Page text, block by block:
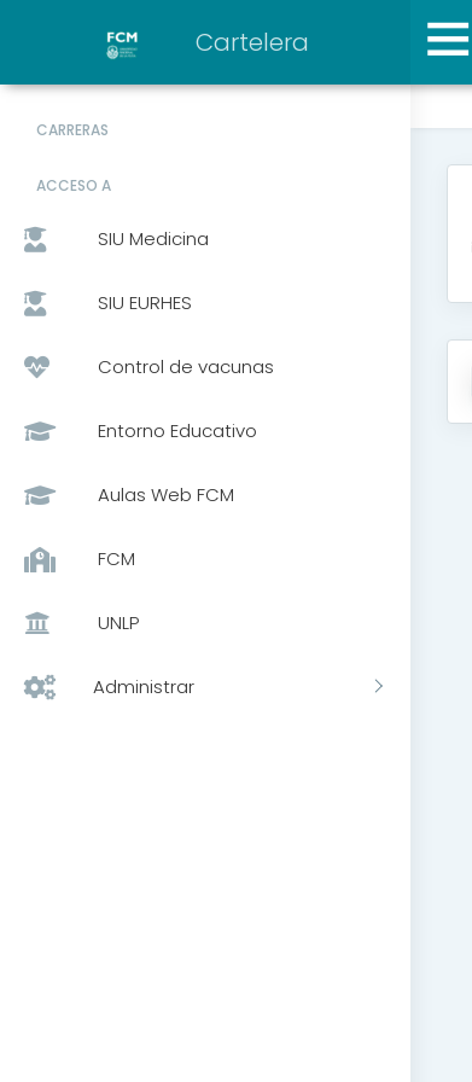
Cartelera
CARRERAS
ACCESO A
SIU Medicina
SIU EURHES
Control de vacunas
Entorno Educativo
Aulas Web FCM
FCM
UNLP
Administrar